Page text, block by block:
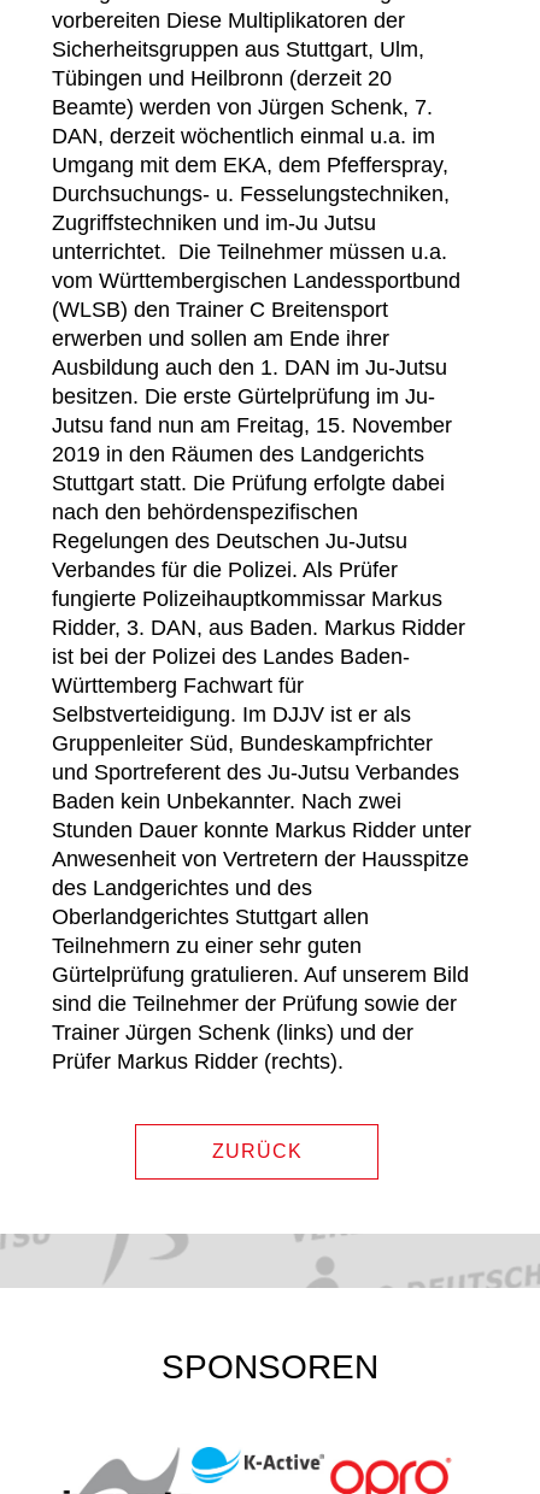
vorbereiten Diese Multiplikatoren der
Sicherheitsgruppen aus Stuttgart, Ulm,
Tübingen und Heilbronn (derzeit 20
Beamte) werden von Jürgen Schenk, 7.
DAN, derzeit wöchentlich einmal u.a. im
Umgang mit dem EKA, dem Pfefferspray,
Durchsuchungs- u. Fesselungstechniken,
Zugriffstechniken und im-Ju Jutsu
unterrichtet. Die Teilnehmer müssen u.a.
vom Württembergischen Landessportbund
(WLSB) den Trainer C Breitensport
erwerben und sollen am Ende ihrer
Ausbildung auch den 1. DAN im Ju-Jutsu
besitzen. Die erste Gürtelprüfung im Ju-
Jutsu fand nun am Freitag, 15. November
2019 in den Räumen des Landgerichts
Stuttgart statt. Die Prüfung erfolgte dabei
nach den behördenspezifischen
Regelungen des Deutschen Ju-Jutsu
Verbandes für die Polizei. Als Prüfer
fungierte Polizeihauptkommissar Markus
Ridder, 3. DAN, aus Baden. Markus Ridder
ist bei der Polizei des Landes Baden-
Württemberg Fachwart für
Selbstverteidigung. Im DJJV ist er als
Gruppenleiter Süd, Bundeskampfrichter
und Sportreferent des Ju-Jutsu Verbandes
Baden kein Unbekannter. Nach zwei
Stunden Dauer konnte Markus Ridder unter
Anwesenheit von Vertretern der Hausspitze
des Landgerichtes und des
Oberlandgerichtes Stuttgart allen
Teilnehmern zu einer sehr guten
Gürtelprüfung gratulieren. Auf unserem Bild
sind die Teilnehmer der Prüfung sowie der
Trainer Jürgen Schenk (links) und der
Prüfer Markus Ridder (rechts).
ZURÜCK
SPONSOREN